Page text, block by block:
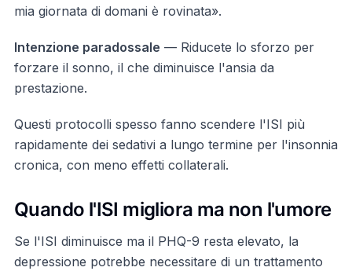
mia giornata di domani è rovinata».
Intenzione paradossale — Riducete lo sforzo per
forzare il sonno, il che diminuisce l'ansia da
prestazione.
Questi protocolli spesso fanno scendere l'ISI più
rapidamente dei sedativi a lungo termine per l'insonnia
cronica, con meno effetti collaterali.
Quando l'ISI migliora ma non l'umore
Se l'ISI diminuisce ma il PHQ-9 resta elevato, la
depressione potrebbe necessitare di un trattamento